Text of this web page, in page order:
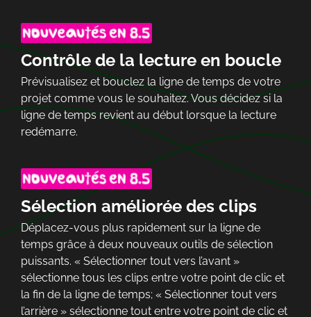
Contrôle de la lecture en boucle
Prévisualisez et bouclez la ligne de temps de votre
projet comme vous le souhaitez. Vous décidez si la
ligne de temps revient au début lorsque la lecture
redémarre.
Sélection améliorée des clips
Déplacez-vous plus rapidement sur la ligne de
temps grâce à deux nouveaux outils de sélection
puissants. « Sélectionner tout vers l’avant »
sélectionne tous les clips entre votre point de clic et
la fin de la ligne de temps; « Sélectionner tout vers
l’arrière » sélectionne tout entre votre point de clic et